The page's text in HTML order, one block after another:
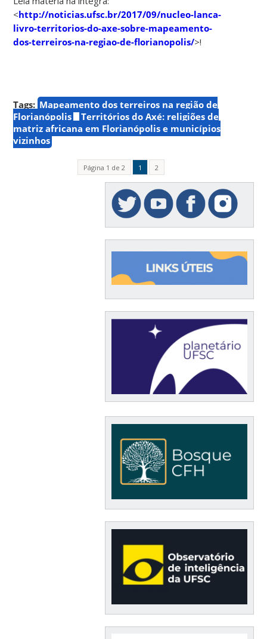
<http://noticias.ufsc.br/2017/09/nucleo-lanca-
livro-territorios-do-axe-sobre-mapeamento-
dos-terreiros-na-regiao-de-florianopolis/>!
Tags: Mapeamento dos terreiros na região de
Florianópolis
Territórios do Axé: religiões de
matriz africana em Florianópolis e municípios
vizinhos
Página 1 de 2 1 2